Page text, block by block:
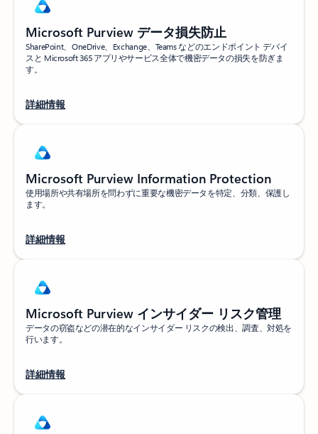
Microsoft Purview データ損失防止
SharePoint、OneDrive、Exchange、Teams などのエンドポイント デバイ
スと Microsoft 365 アプリやサービス全体で機密データの損失を防ぎま
す。
詳細情報
Microsoft Purview Information Protection
使用場所や共有場所を問わずに重要な機密データを特定、分類、保護し
ます。
詳細情報
Microsoft Purview インサイダー リスク管理
データの窃盗などの潜在的なインサイダー リスクの検出、調査、対処を
行います。
詳細情報